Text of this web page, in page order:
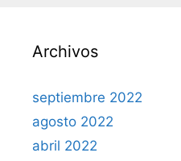
Archivos
septiembre 2022
agosto 2022
abril 2022